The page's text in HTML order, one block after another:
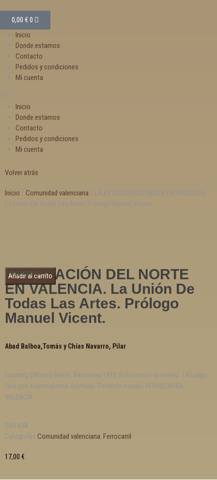
0,00 €0
Inicio
Donde estamos
Contacto
Pedidos y condiciones
Mi cuenta
Inicio
Donde estamos
Contacto
Pedidos y condiciones
Mi cuenta
Volver atrás
Inicio / Comunidad valenciana / LA ESTACIÓN DEL NORTE EN VALENCIA.
La Unión De Todas Las Artes. Prólogo Manuel Vicent.
LA ESTACIÓN DEL NORTE
EN VALENCIA. La Unión De
Todas Las Artes. Prólogo
Manuel Vicent.
Abad Balboa,Tomás y Chías Navarro, Pilar
Lunwerg Editores-Renfe. Barcelona 1993. Folio mayor apaisado. 143 págs.
Tela con sobrecubierta. Ilustrado. Perfecto estado. FERROCARRIL.
VALENCIA.
SKU 658
Categorías Comunidad valenciana, Ferrocarril
17,00 €
1 disponibles
Añadir al carrito